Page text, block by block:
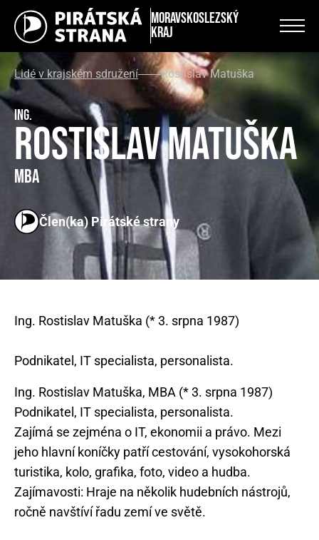
Moravskoslezský
kraj
Lidé v krajském sdružení Rostislav Matuška
Ing.
Rostislav Matuška
MBA
Člen(ka) Pirátské strany
Ing. Rostislav Matuška (* 3. srpna 1987)
Ing. Rostislav Matuška, MBA (* 3. srpna 1987)
Podnikatel, IT specialista, personalista.
Zajímá se zejména o IT, ekonomii a právo. Mezi
jeho hlavní koníčky patří cestování, vysokohorská
turistika, kolo, grafika, foto, video a hudba.
Zajímavosti: Hraje na několik hudebních nástrojů,
ročně navštíví řadu zemí ve světě.